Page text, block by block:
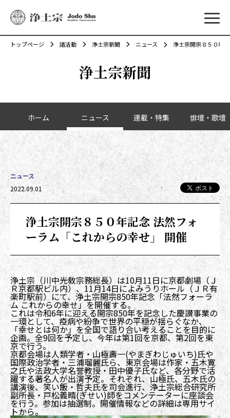
メ
浄土宗新聞
トップページ 諸活動 浄土宗新聞 ニュース 浄土宗開宗８５０年
カテゴリーナビゲーション
ホーム ニュース 連載・特集 俳壇・歌壇
浄土宗開宗８５０年記念 法然フォ
ーラム「これからの幸せ」 開催
ニュース
投稿日時
2022.09.01
浄土宗（川中光敎宗務総長）は10月11日に京都劇場（Ｊ
Ｒ京都駅ビル内）、11月14日によみうりホール（ＪＲ有
楽町駅前）にて、浄土宗開宗850年記念「法然フォーラ
ム これからの幸せ」を開催する。
これは令和6年に迎える開宗850年を記念した慶讃事業の
一環として、疫病や紛争で世界の平穏が揺らぐなか、
「幸せとは何か」を全国で語り合い考えることを目的に
企画。全9回を予定し、今年は第1回を京都、第2回を東
京で行う。
京都会場は人類学者・山極壽一(やまぎわじゅいち)氏や
国際政治学者・三浦瑠麗氏ら、東京会場は作家・五木寛
之氏や法政大学名誉教授・田中優子氏など、各分野で活
躍する著名人が出演予定。それぞれ、山極氏、五木氏の
講演後、笑い飯・哲夫氏を司会進行、浄土宗総合研究所
副所長・戸松義晴(ぎせい)師をコメンテーターに座談会
を行う。参加は抽選制。開催情報などの詳細は専用サイ
トから。